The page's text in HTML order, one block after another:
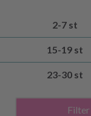
2-7 st
15-19 st
23-30 st
Filter